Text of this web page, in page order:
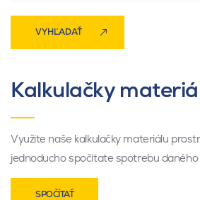
VYHĽADAŤ
Kalkulačky
Využite naše kalkulačky materiálu
jednoducho spočítate spotrebu
SPOČÍTAŤ